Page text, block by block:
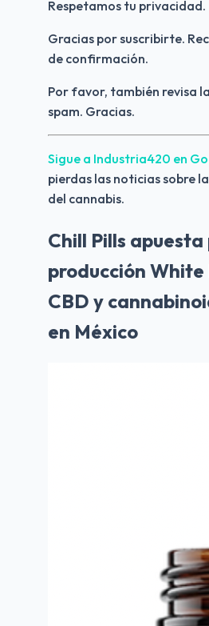
Respetamos tu privacidad.
Gracias por suscribirte.
de confirmación.
Por favor, también revisa
spam. Gracias.
Sigue a Industria420 en
pierdas las noticias sobre
del cannabis.
Chill Pills apuesta
producción White
CBD y
en México